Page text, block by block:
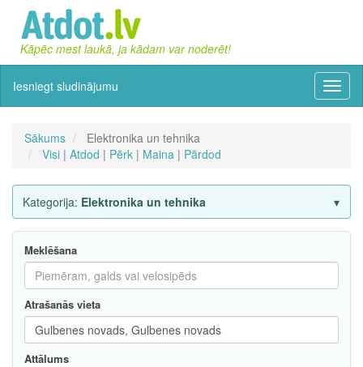
Kāpēc mest laukā, ja kādam var noderēt!
Iesniegt sludinājumu
Sākums
Elektronika un tehnika
Visi | Atdod | Pērk | Maina | Pārdod
Kategorija: Elektronika un tehnika
Meklēšana
Atrašanās vieta
Attālums